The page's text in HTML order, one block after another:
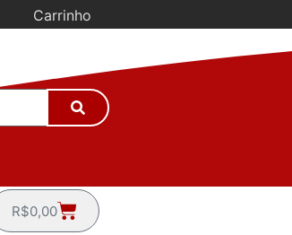
Carrinho
R$0,00